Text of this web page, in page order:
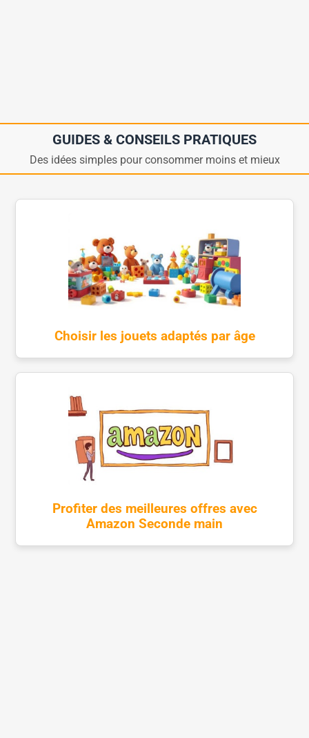
GUIDES & CONSEILS PRATIQUES
Des idées simples pour consommer moins et mieux
Choisir les jouets adaptés par âge
Profiter des meilleures offres avec
Amazon Seconde main